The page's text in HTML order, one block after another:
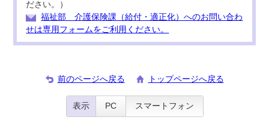
ださい。）
福祉部 介護保険課（給付・適正化）へのお問い合わ
せは専用フォームをご利用ください。
前のページへ戻る トップページへ戻る
表示 PC スマートフォン